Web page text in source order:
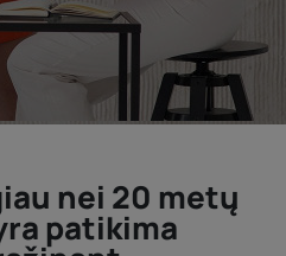
nei 20 metų
patikima